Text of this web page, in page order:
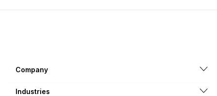
Company
Industries